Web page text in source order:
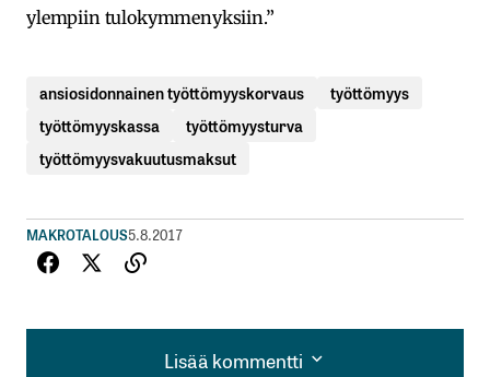
ylempiin tulokymmenyksiin.”
ansiosidonnainen työttömyyskorvaus
työttömyys
työttömyyskassa
työttömyysturva
työttömyysvakuutusmaksut
MAKROTALOUS5.8.2017
Lisää kommentti